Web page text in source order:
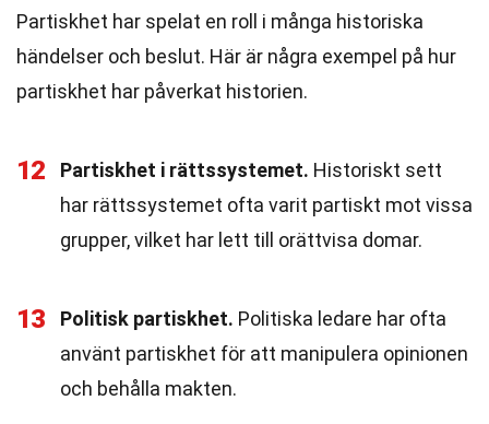
Partiskhet har spelat en roll i många historiska
händelser och beslut. Här är några exempel på hur
partiskhet har påverkat historien.
12 Partiskhet i rättssystemet. Historiskt sett
har rättssystemet ofta varit partiskt mot vissa
grupper, vilket har lett till orättvisa domar.
13 Politisk partiskhet. Politiska ledare har ofta
använt partiskhet för att manipulera opinionen
och behålla makten.